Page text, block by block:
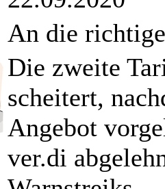
An die
Die zweite
scheitert,
Angebot
ver.di